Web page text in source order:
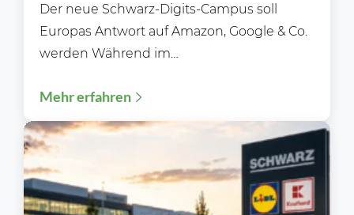
Der neue Schwarz-Digits-Campus soll
Europas Antwort auf Amazon, Google & Co.
werden Während im
Filialen, Preisaktionen oder Sortimente...
Mehr erfahren